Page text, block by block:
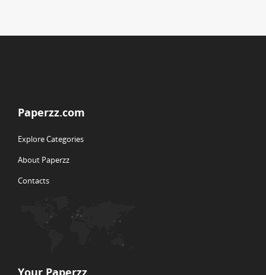
Paperzz.com
Explore Categories
About Paperzz
Contacts
Your Paperzz